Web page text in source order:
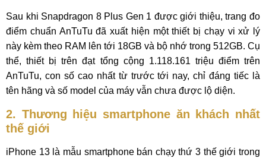
Sau khi Snapdragon 8 Plus Gen 1 được giới thiệu, trang đo
điểm chuẩn AnTuTu đã xuất hiện một thiết bị chạy vi xử lý
này kèm theo RAM lên tới 18GB và bộ nhớ trong 512GB. Cụ
thể, thiết bị trên đạt tổng cộng 1.118.161 triệu điểm trên
AnTuTu, con số cao nhất từ trước tới nay, chỉ đáng tiếc là
tên hãng và số model của máy vẫn chưa được lộ diện.
2. Thương hiệu smartphone ăn khách nhất
thế giới
iPhone 13 là mẫu smartphone bán chạy thứ 3 thế giới trong